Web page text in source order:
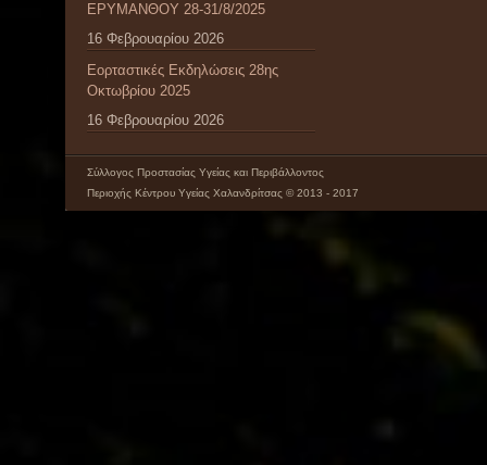
ΕΡΥΜΑΝΘΟΥ 28-31/8/2025
16 Φεβρουαρίου 2026
Εορταστικές Εκδηλώσεις 28ης
Οκτωβρίου 2025
16 Φεβρουαρίου 2026
Σύλλογος Προστασίας Υγείας και Περιβάλλοντος
Περιοχής Κέντρου Υγείας Χαλανδρίτσας © 2013 - 2017